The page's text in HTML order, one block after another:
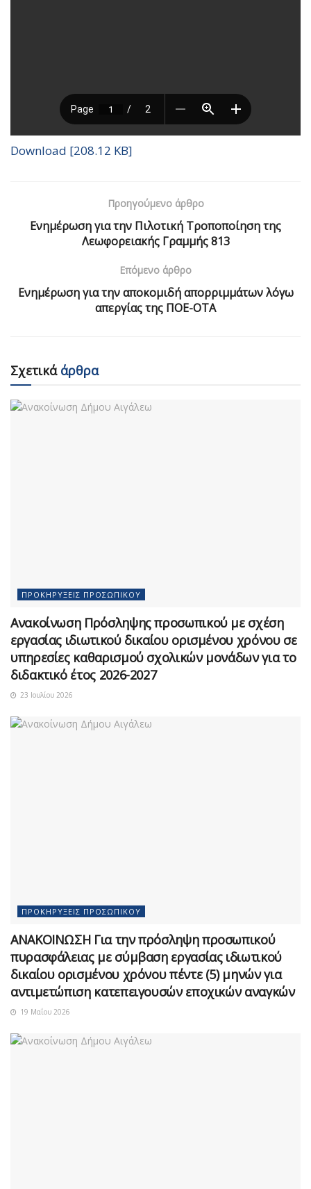
Download [208.12 KB]
Προηγούμενο άρθρο
Ενημέρωση για την Πιλοτική Τροποποίηση της
Λεωφορειακής Γραμμής 813
Επόμενο άρθρο
Ενημέρωση για την αποκομιδή απορριμμάτων λόγω
απεργίας της ΠΟΕ-ΟΤΑ
Σχετικάάρθρα
ΠΡΟΚΗΡΎΞΕΙΣ ΠΡΟΣΩΠΙΚΟΎ
Ανακοίνωση Πρόσληψης προσωπικού με σχέση
εργασίας ιδιωτικού δικαίου ορισμένου χρόνου σε
υπηρεσίες καθαρισμού σχολικών μονάδων για το
διδακτικό έτος 2026-2027
23 Ιουλίου 2026
ΠΡΟΚΗΡΎΞΕΙΣ ΠΡΟΣΩΠΙΚΟΎ
ΑΝΑΚΟΙΝΩΣΗ Για την πρόσληψη προσωπικού
πυρασφάλειας με σύμβαση εργασίας ιδιωτικού
δικαίου ορισμένου χρόνου πέντε (5) μηνών για
αντιμετώπιση κατεπειγουσών εποχικών αναγκών
19 Μαΐου 2026